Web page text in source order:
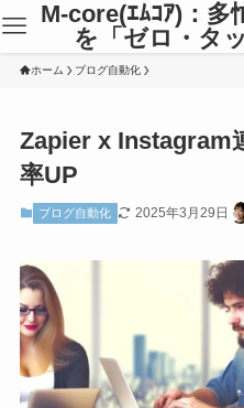
M-core(ｴﾑｺｱ)：多
を「ゼロ・タ
ホーム ブログ自動化
Zapier x Instagram
率UP
ブログ自動化 2025年3月29日